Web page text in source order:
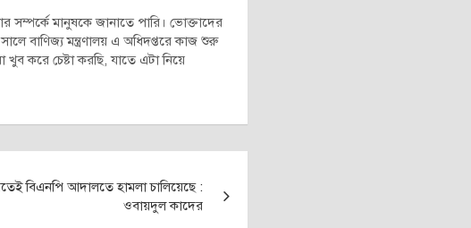
সম্পর্কে মানুষকে জানাতে পারি। ভোক্তাদের
বাণিজ্য মন্ত্রণালয় এ অধিদপ্তরে কাজ শুরু
চেষ্টা করছি, যাতে এটা নিয়ে
বিএনপি আদালতে হামলা চালিয়েছে :
ওবায়দুল কাদের